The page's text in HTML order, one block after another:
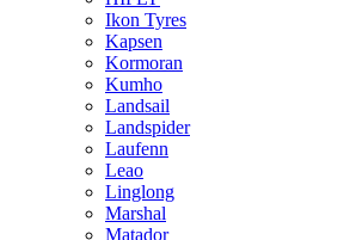
Ikon Tyres
Kapsen
Kormoran
Kumho
Landsail
Landspider
Laufenn
Leao
Linglong
Marshal
Matador